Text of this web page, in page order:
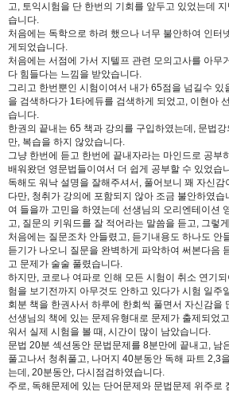
교재
레벨테스트
응시/수강후기(147)
수강평
고객센터
수강바구니|주문/배송
고, 토익시험을 단 한번의 기회를 앞두고 있었는데
습니다.
처음에는 독학으로 하려 했으나 너무 불안하여 인터
게되었습니다.
처음에는 서점에 가서 지텔프 관련 모의고사를 아무
다 힘들다는 느낌을 받았습니다.
그리고 한번뿐인 시험이여서 내가 65점을 넘길수 있
을 검색하다가 1타에듀를 검색하게 되었고, 이현아
습니다.
한권의 끝내는 65 책과 강의를 구입하였는데, 문법
만, 복습을 하지 않았습니다.
그냥 한번에 듣고 한번에 끝내자라는 마인드로 공부
배워왔던 영문법들이여서 더 쉽게 공부할 수 있었습
독해도 워낙 설명을 잘해주셔서, 풀어보니 꽤 자신
다만, 청취가 강의에 포함되지 않아 조금 불안하였
여 들을까 고민을 하였는데 선생님의 오리엔테이션
고, 질문의 키워드를 잘 적어라는 말씀을 듣고, 그렇
처음에는 질문조차 안들렸고, 듣기내용도 하나도 안
듣기가 나오니 질문을 완벽하게 파악하여 써본다음
고 문제가 술술 풀렸습니다.
하지만, 코로나 여파로 인해 모든 시험이 취소 연기
험을 보기전까지 아무것도 안하고 있다가 시험 일주
회분 책을 한권사서 하루에 한회씩 풀면서 자신감을
선생님의 책에 있는 문제유형대로 문제가 출제되었
워서 실제 시험을 볼 때, 시간이 많이 남았습니다.
문법 20분 섹션동안 문법문제를 8분만에 끝내고, 남
풀고나서 청취풀고, 나머지 40분동안 독해 파트 2,3
는데, 20분동안, 다시점검하였습니다.
주로, 독해문제에 있는 단어문제와 문법문제 위주로